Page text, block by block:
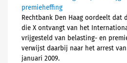
premieheffing
Rechtbank Den Haag oordeelt dat
die X ontvangt van het
vrijgesteld van belasting- en
verwijst daarbij naar het arrest van
januari 2009.